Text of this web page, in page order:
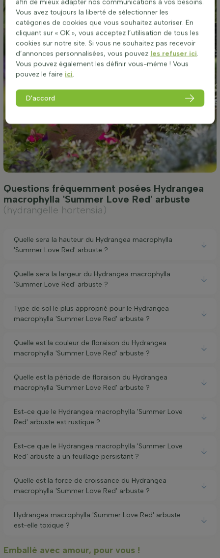
Questions fréquemment posées Hydrangea
macrophylla 'Summer Love Red' arbuste
(hydrangelle hortensia)
Quelle sera la hauteur du Hydrangea macrophylla
'Summer Love Red' arbuste ?
Quelle sera la largeur du Hydrangea macrophylla
'Summer Love Red' arbuste ?
Type de sol le plus approprié pour le Hydrangea
macrophylla 'Summer Love Red' arbuste ?
Quelle est la couleur de floraison du Hydrangea
macrophylla 'Summer Love Red' arbuste ?
Quelle est la période de floraison du Hydrangea
macrophylla 'Summer Love Red' arbuste ?
Est-ce que le Hydrangea macrophylla 'Summer Love
Red' arbuste est rustique ?
Est-ce que le Hydrangea macrophylla 'Summer Love
Red' arbuste a un feuillage persistant ?
Quelle est la force de croissance du Hydrangea
macrophylla 'Summer Love Red' arbuste ?
Hydrangea macrophylla 'Summer Love Red' arbuste
est-elle toxique ?
Emballé avec amour, pour vous !
afin de mieux adapter nos communications à vos besoins.
Vous avez toujours la liberté de sélectionner les
catégories de cookies que vous souhaitez autoriser. En
cliquant sur « OK », vous acceptez l’utilisation de tous les
cookies sur notre site. Si vous ne souhaitez pas recevoir
d’annonces personnalisées, vous pouvez les refuser ici.
Vous pouvez également les définir vous-même ! Vous
pouvez le faire ici.
D'accord